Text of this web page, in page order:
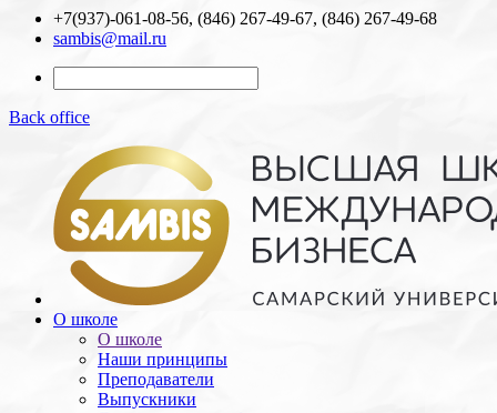
+7(937)-061-08-56, (846) 267-49-67, (846) 267-49-68
sambis@mail.ru
Back office
О школе
О школе
Наши принципы
Преподаватели
Выпускники